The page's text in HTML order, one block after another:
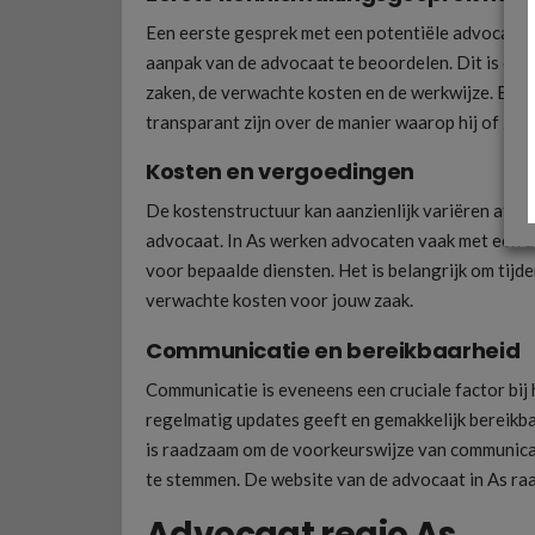
Een eerste gesprek met een potentiële advocaat
aanpak van de advocaat te beoordelen. Dit is
zaken, de verwachte kosten en de werkwijze.
transparant zijn over de manier waarop hij of zij
Kosten en vergoedingen
De kostenstructuur kan aanzienlijk variëren
advocaat. In As werken advocaten vaak met een
voor bepaalde diensten. Het is belangrijk om
verwachte kosten voor jouw zaak.
Communicatie en bereikbaarheid
Communicatie is eveneens een cruciale factor
regelmatig updates geeft en gemakkelijk
is raadzaam om de voorkeurswijze van
te stemmen. De website van de advocaat in As